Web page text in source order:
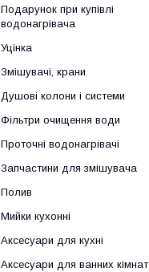
Подарунок при купівлі
водонагрівача
Уцінка
Змішувачі, крани
Душові колони і системи
Фільтри очищення води
Проточні водонагрівачі
Запчастини для змішувача
Полив
Мийки кухонні
Аксесуари для кухні
Аксесуари для ванних кімнат